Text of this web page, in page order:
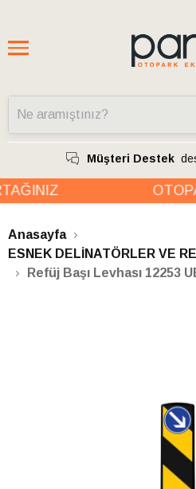
Müşteri Destek
Anasayfa
ESNEK DELİNATÖRLER VE
Refüj Başı Levhası 12253